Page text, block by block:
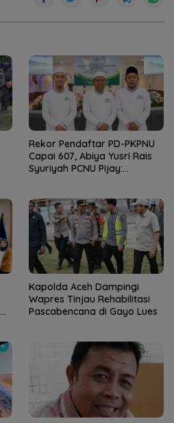
Rekor Pendaftar PD-PKPNU
Capai 607, Abiya Yusri Rais
Syuriyah PCNU Pijay:
Kapolda Aceh Dampingi
Wapres Tinjau Rehabilitasi
Pascabencana di Gayo Lues